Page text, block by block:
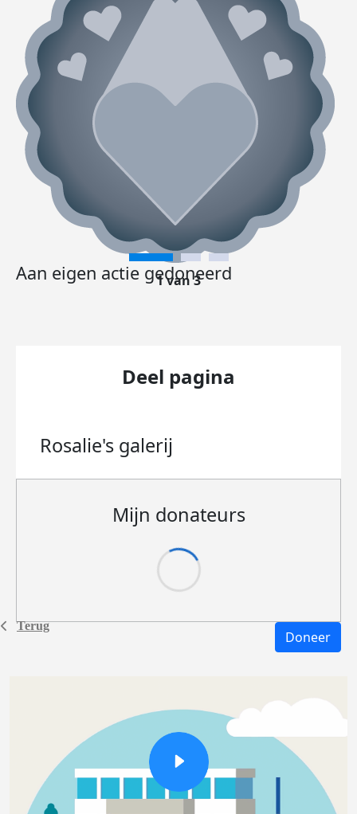
Terug
Aan eigen actie gedoneerd
1 van 3
Deel pagina
Rosalie's galerij
Mijn donateurs
Doneer